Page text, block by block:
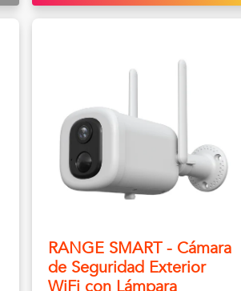
RANGE SMART - Cámara
de Seguridad Exterior
WiFi con Lámpara